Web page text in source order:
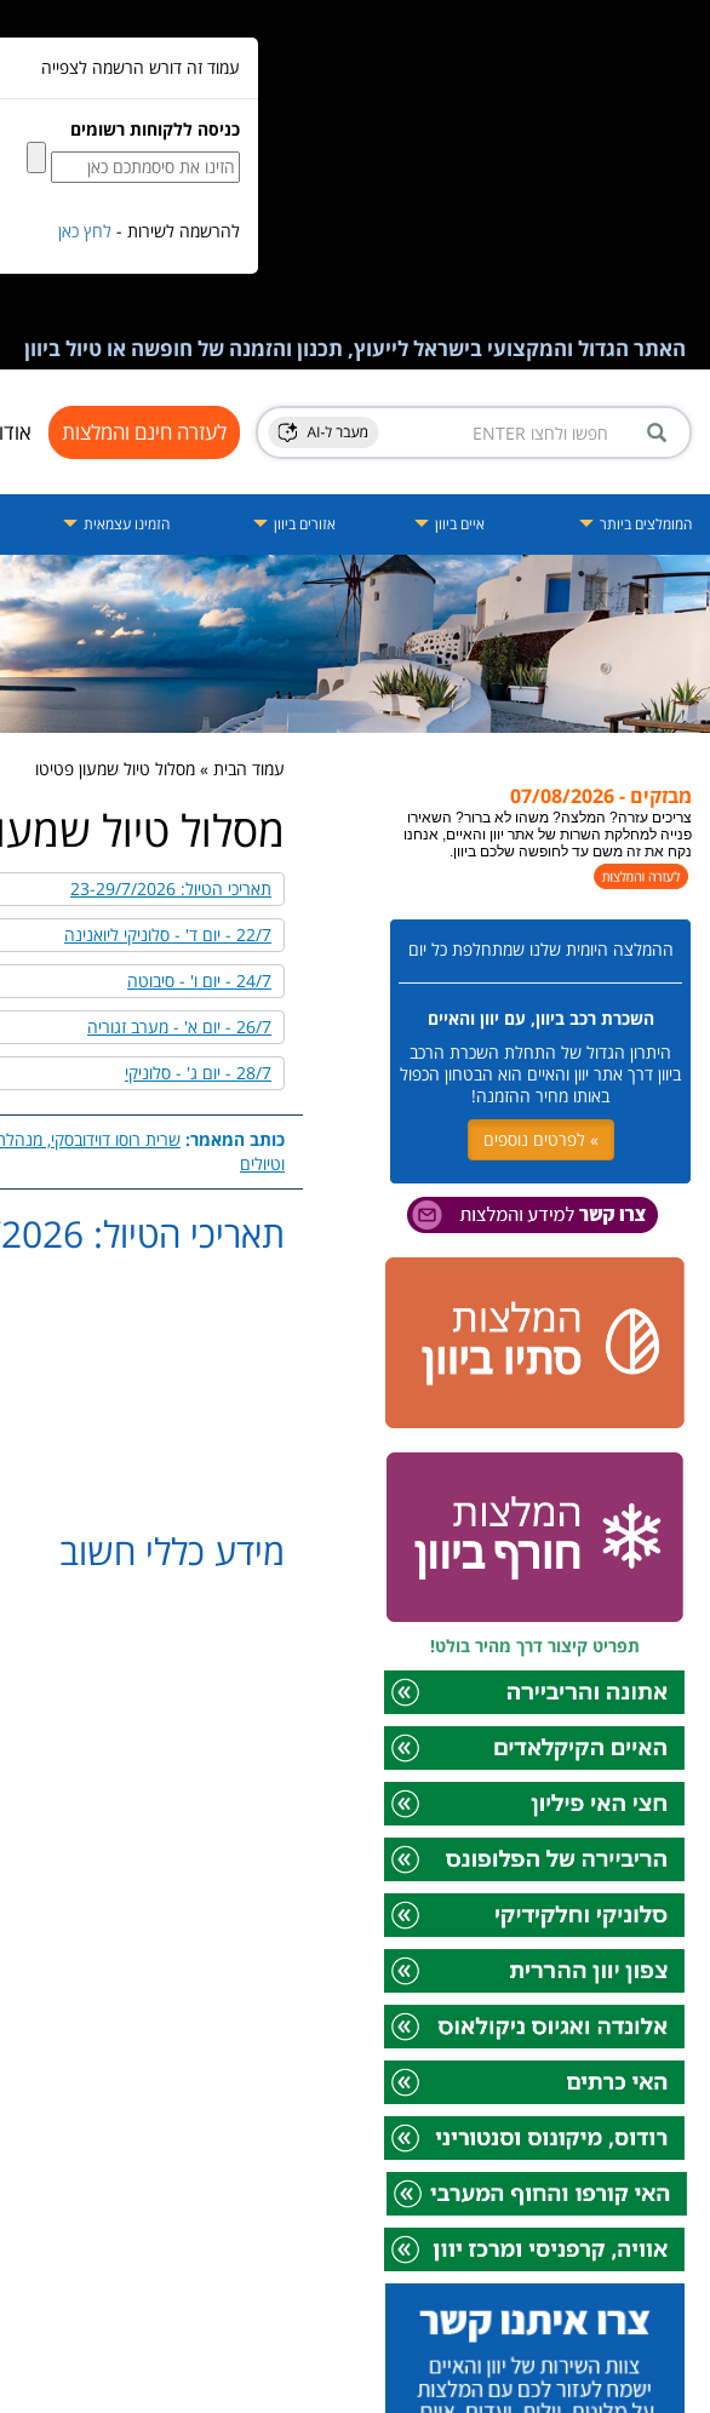
האתר הגדול והמקצועי בישראל לייעוץ, תכנון והזמנה של חופשה או טיול ביוון
לעזרה חינם והמלצות
המומלצים ביותר איים ביוון אזורים ביוון הזמינו עצמאית
עמוד זה דורש הרשמה לצפייה
כניסה ללקוחות רשומים
להרשמה לשירות - לחץ כאן
עמוד הבית » מסלול טיול שמעון פטיטו
מבזקים - 07/08/2026
צריכים עזרה? המלצה? משהו לא ברור? השאירו
פנייה למחלקת השרות של אתר יוון והאיים, אנחנו
נקח את זה משם עד לחופשה שלכם ביוון.
ההמלצה היומית שלנו שמתחלפת כל יום
השכרת רכב ביוון, עם יוון והאיים
היתרון הגדול של התחלת השכרת הרכב
ביוון דרך אתר יוון והאיים הוא הבטחון הכפול
באותו מחיר ההזמנה!
» לפרטים נוספים
תפריט קיצור דרך מהיר בולט!
מסלול טיול
תאריכי הטיול: 23-29/7/2026
22/7 - יום ד' - סלוניקי ליואנינה
24/7 - יום ו' - סיבוטה
26/7 - יום א' - מערב זגוריה
28/7 - יום ג' - סלוניקי
כותב המאמר: שרית רוסו דוידובסקי,
וטיולים
תאריכי הטיול: 23-29/7/2026
מידע כללי חשוב